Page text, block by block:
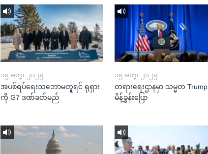
၁၅ မတ္၊ ၂၀၂၅
အပစ်ရပ်ရေးသဘောမတူရင် ရုရှား
ကို G7 ဒဏ်ခတ်မည်
၁၅ မတ္၊ ၂၀၂၅
တရားရေးဌာနမှာ သမ္မတ Trump
မိန့်ခွန်းပြော